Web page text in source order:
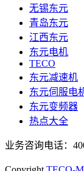
无锡东元
青岛东元
江西东元
东元电机
TECO
东元减速机
东元伺服电
东元变频器
热点大全
业务咨询电话：